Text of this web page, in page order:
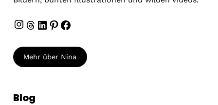
Instagram
Threads
LinkedInPinterest
Mehr über Nina
Blog